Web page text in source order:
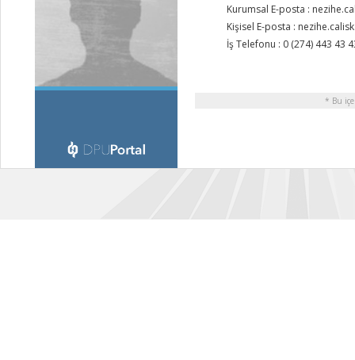
Kurumsal E-posta :
Kişisel E-posta :
İş Telefonu : 0 (274) 443 43
* Bu